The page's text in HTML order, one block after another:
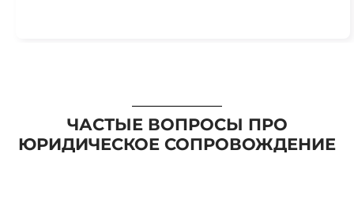
ЧАСТЫЕ ВОПРОСЫ ПРО
ЮРИДИЧЕСКОЕ СОПРОВОЖДЕНИЕ